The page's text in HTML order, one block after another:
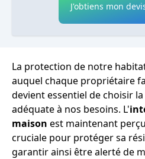
J'obtiens mon
La protection de notre
auquel chaque propriétaire
devient essentiel de choisir
adéquate à nos besoins. L'
maison est maintenant
cruciale pour protéger sa
garantir ainsi être alerté de